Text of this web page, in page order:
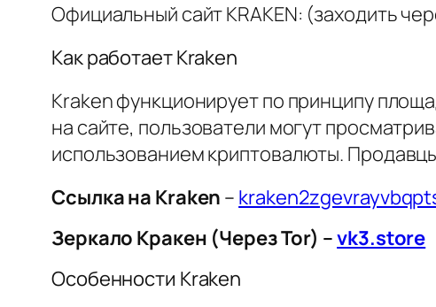
Официальный сайт KRAKEN: (заходить
Как работает Kraken
Kraken функционирует по принципу
на сайте, пользователи могут
использованием криптовалюты.
Cсылка на Kraken –
Зеркало Кракен (Через Tor) –vk3.store
Особенности Kraken